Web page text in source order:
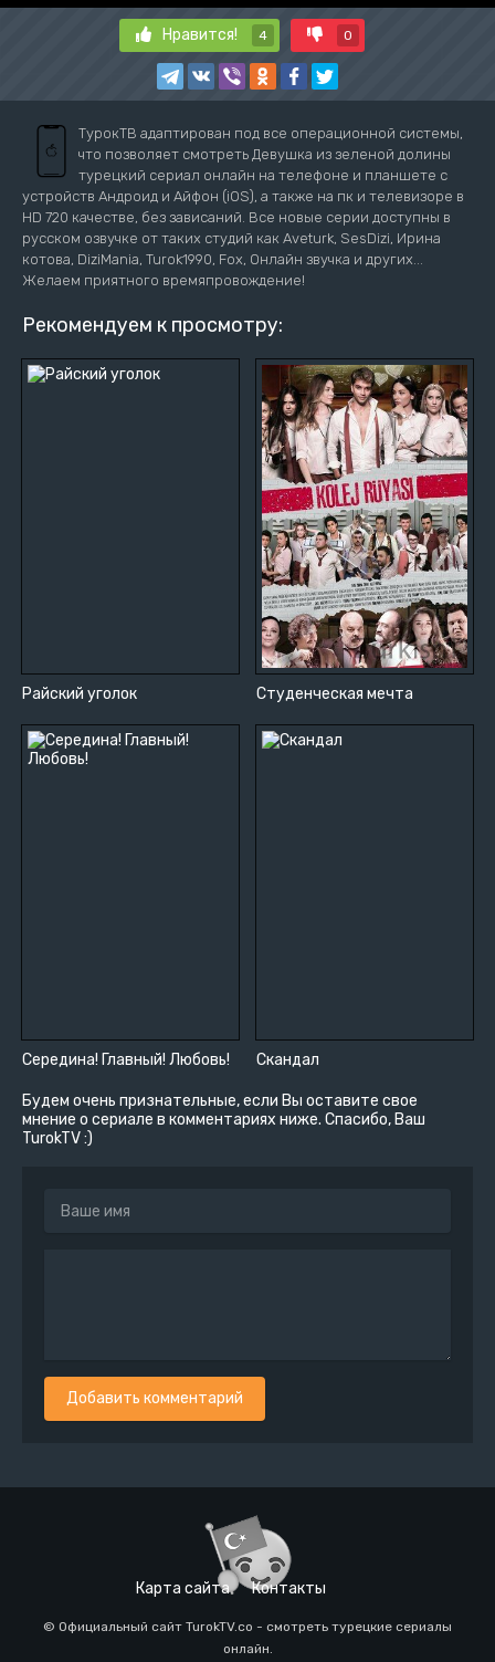
Нравится! 4 0
ТурокТВ адаптирован под все операционной системы,
что позволяет смотреть Девушка из зеленой долины
турецкий сериал онлайн на телефоне и планшете с
устройств Андроид и Айфон (iOS), а также на пк и телевизоре в
HD 720 качестве, без зависаний. Все новые серии доступны в
русском озвучке от таких студий как Aveturk, SesDizi, Ирина
котова, DiziMania, Turok1990, Fox, Онлайн звучка и других...
Желаем приятного времяпровождение!
Рекомендуем к просмотру:
Райский уголок Студенческая мечта
Середина! Главный! Любовь! Скандал
Будем очень признательные, если Вы оставите свое
мнение о сериале в комментариях ниже. Спасибо, Ваш
TurokTV :)
Добавить комментарий
Карта сайта Контакты
© Официальный сайт TurokTV.co - смотреть турецкие сериалы
онлайн.